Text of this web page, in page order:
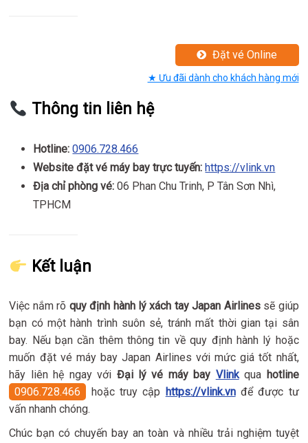
Đặt vé Online
★ Ưu đãi dành cho khách hàng mới
Thông tin liên hệ
Hotline: 0906.728.466
Website đặt vé máy bay trực tuyến: https://vlink.vn
Địa chỉ phòng vé: 06 Phan Chu Trinh, P Tân Sơn Nhì,
TPHCM
Kết luận
Việc nắm rõ quy định hành lý xách tay Japan Airlinessẽ giúp
bạn có một hành trình suôn sẻ, tránh mất thời gian tại sân
bay. Nếu bạn cần thêm thông tin về quy định hành lý hoặc
muốn đặt vé máy bay Japan Airlines với mức giá tốt nhất,
hãy liên hệ ngay với Đại lý vé máy bay Vlinkqua hotline
0906.728.466
hoặc truy cập https://vlink.vnđể được tư
vấn nhanh chóng.
Chúc bạn có chuyến bay an toàn và nhiều trải nghiệm tuyệt